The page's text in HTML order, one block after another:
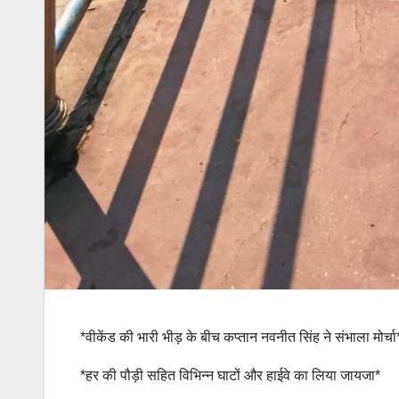
*वीकेंड की भारी भीड़ के बीच कप्तान नवनीत सिंह ने संभाला
*हर की पौड़ी सहित विभिन्न घाटों और हाईवे का लिया जायजा*